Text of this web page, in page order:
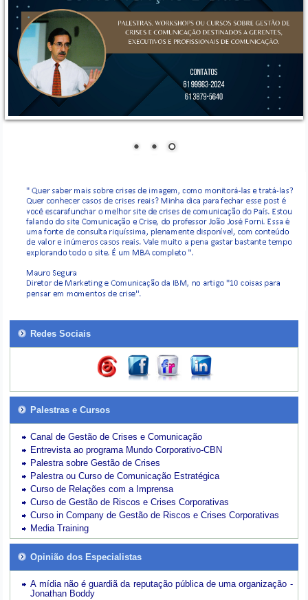
Redes Sociais
Palestras e Cursos
Canal de Gestão de Crises e Comunicação
Entrevista ao programa Mundo Corporativo-CBN
Palestra sobre Gestão de Crises
Palestra ou Curso de Comunicação Estratégica
Curso de Relações com a Imprensa
Curso de Gestão de Riscos e Crises Corporativas
Curso in Company de Gestão de Riscos e Crises Corporativas
Media Training
Opinião dos Especialistas
A mídia não é guardiã da reputação pública de uma organização -
Jonathan Boddy